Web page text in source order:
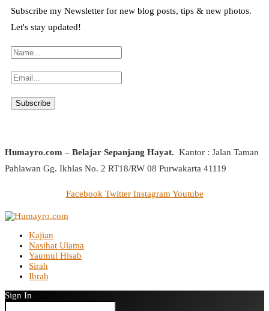
Subscribe my Newsletter for new blog posts, tips & new photos.
Let's stay updated!
Humayro.com – Belajar Sepanjang Hayat. Kantor : Jalan Taman
Pahlawan Gg. Ikhlas No. 2 RT18/RW 08 Purwakarta 41119
Facebook Twitter Instagram Youtube
Kajian
Nasihat Ulama
Yaumul Hisab
Sirah
Ibrah
Sign In